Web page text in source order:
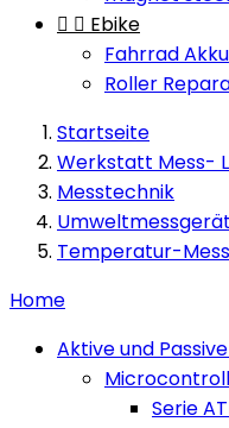
  Ebike
Fahrrad Akku
Roller
Startseite
Werkstatt Mess-
Messtechnik
Temperatur-
Home
Aktive und
Serie